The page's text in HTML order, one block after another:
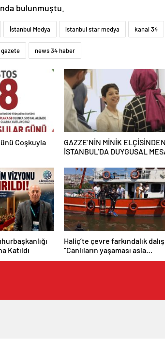
bulunmuştu.
İstanbul Medya istanbul star medya kanal 34
news 34 haber
Coşkuyla
GAZZE’NİN MİNİK ELÇİSİNDEN
İSTANBUL’DA DUYGUSAL
Katıldı
Haliç’te çevre farkındalık
“Canlıların yaşaması asla
mümkün değil”